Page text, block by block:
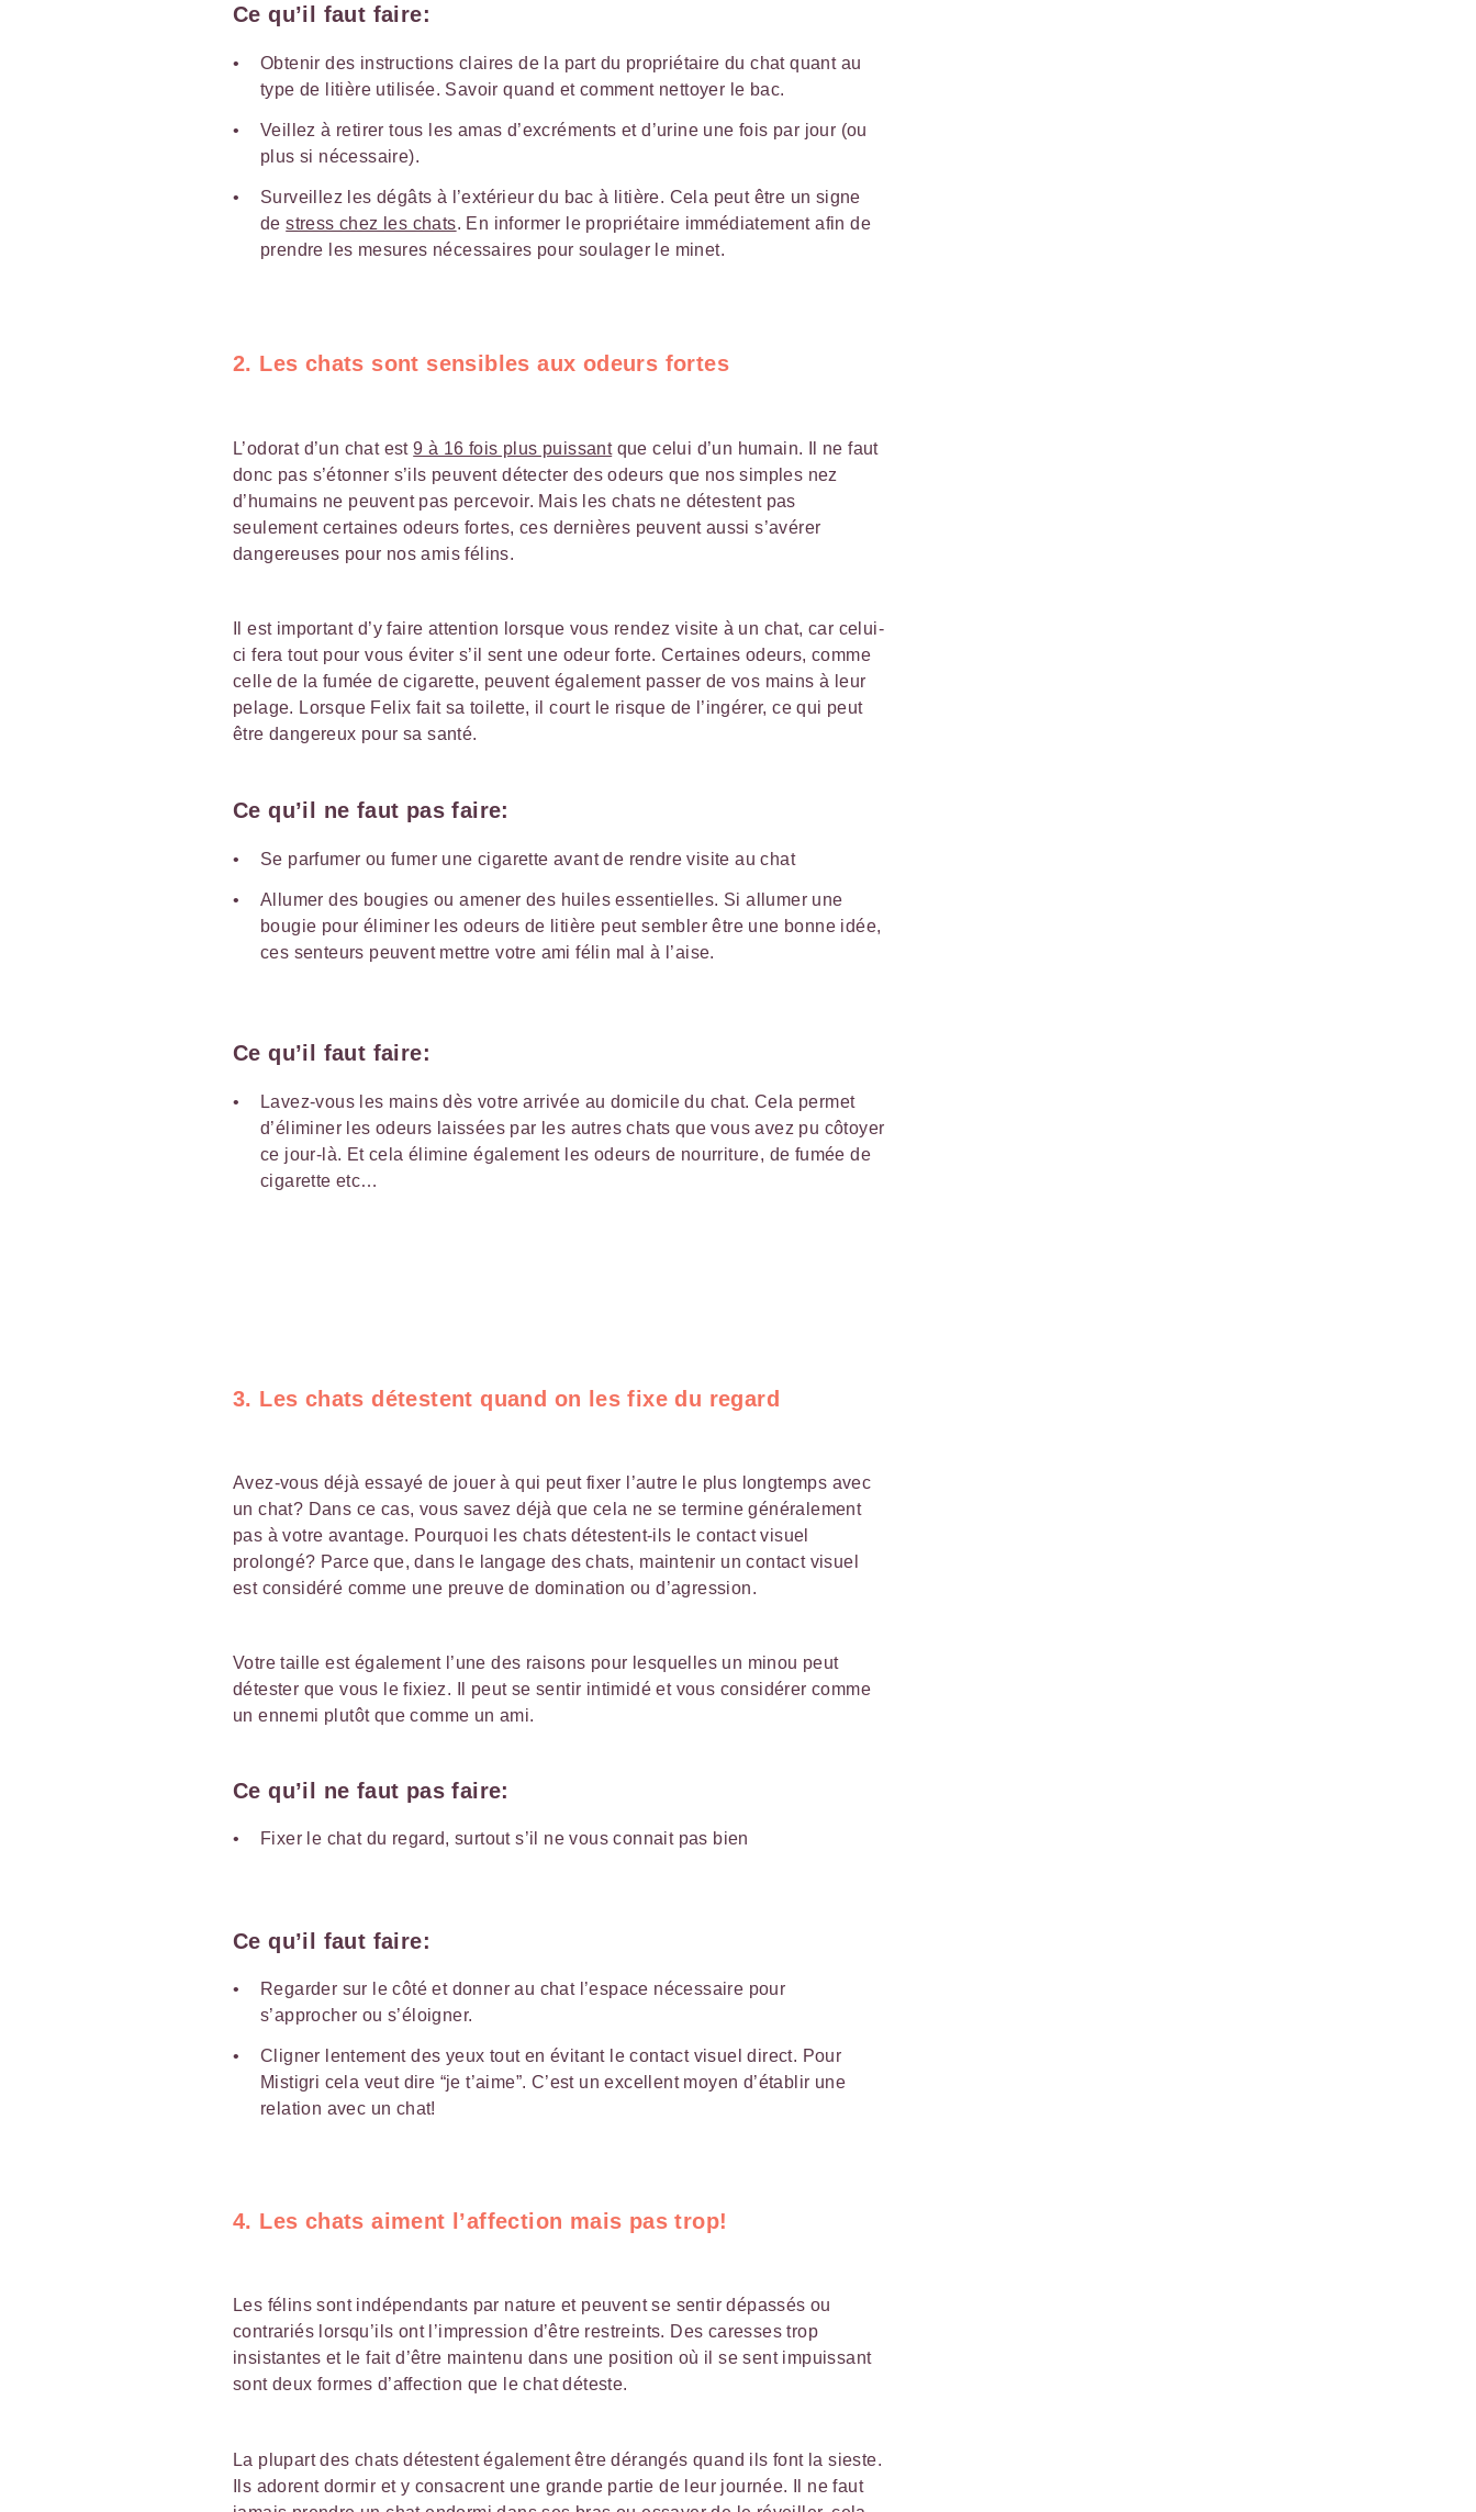
Ce qu’il faut faire:
Obtenir des instructions claires de la part du propriétaire du chat quant au
type de litière utilisée. Savoir quand et comment nettoyer le bac.
Veillez à retirer tous les amas d’excréments et d’urine une fois par jour (ou
plus si nécessaire).
Surveillez les dégâts à l’extérieur du bac à litière. Cela peut être un signe
destress chez les chats. En informer le propriétaire immédiatement afin de
prendre les mesures nécessaires pour soulager le minet.
2. Les chats sont sensibles aux odeurs fortes
L’odorat d’un chat est9 à 16 fois plus puissantque celui d’un humain. Il ne faut
donc pas s’étonner s’ils peuvent détecter des odeurs que nos simples nez
d’humains ne peuvent pas percevoir. Mais les chats ne détestent pas
seulement certaines odeurs fortes, ces dernières peuvent aussi s’avérer
dangereuses pour nos amis félins.
Il est important d’y faire attention lorsque vous rendez visite à un chat, car celui-
ci fera tout pour vous éviter s’il sent une odeur forte. Certaines odeurs, comme
celle de la fumée de cigarette, peuvent également passer de vos mains à leur
pelage. Lorsque Felix fait sa toilette, il court le risque de l’ingérer, ce qui peut
être dangereux pour sa santé.
Ce qu’il ne faut pas faire:
Se parfumer ou fumer une cigarette avant de rendre visite au chat
Allumer des bougies ou amener des huiles essentielles. Si allumer une
bougie pour éliminer les odeurs de litière peut sembler être une bonne idée,
ces senteurs peuvent mettre votre ami félin mal à l’aise.
Ce qu’il faut faire:
Lavez-vous les mains dès votre arrivée au domicile du chat. Cela permet
d’éliminer les odeurs laissées par les autres chats que vous avez pu côtoyer
ce jour-là. Et cela élimine également les odeurs de nourriture, de fumée de
cigarette etc…
3. Les chats détestent quand on les fixe du regard
Avez-vous déjà essayé de jouer à qui peut fixer l’autre le plus longtemps avec
un chat? Dans ce cas, vous savez déjà que cela ne se termine généralement
pas à votre avantage. Pourquoi les chats détestent-ils le contact visuel
prolongé? Parce que, dans le langage des chats, maintenir un contact visuel
est considéré comme une preuve de domination ou d’agression.
Votre taille est également l’une des raisons pour lesquelles un minou peut
détester que vous le fixiez. Il peut se sentir intimidé et vous considérer comme
un ennemi plutôt que comme un ami.
Ce qu’il ne faut pas faire:
Fixer le chat du regard, surtout s’il ne vous connait pas bien
Ce qu’il faut faire:
Regarder sur le côté et donner au chat l’espace nécessaire pour
s’approcher ou s’éloigner.
Cligner lentement des yeux tout en évitant le contact visuel direct. Pour
Mistigri cela veut dire “je t’aime”. C’est un excellent moyen d’établir une
relation avec un chat!
4. Les chats aiment l’affection mais pas trop!
Les félins sont indépendants par nature et peuvent se sentir dépassés ou
contrariés lorsqu’ils ont l’impression d’être restreints. Des caresses trop
insistantes et le fait d’être maintenu dans une position où il se sent impuissant
sont deux formes d’affection que le chat déteste.
La plupart des chats détestent également être dérangés quand ils font la sieste.
Ils adorent dormir et y consacrent une grande partie de leur journée. Il ne faut